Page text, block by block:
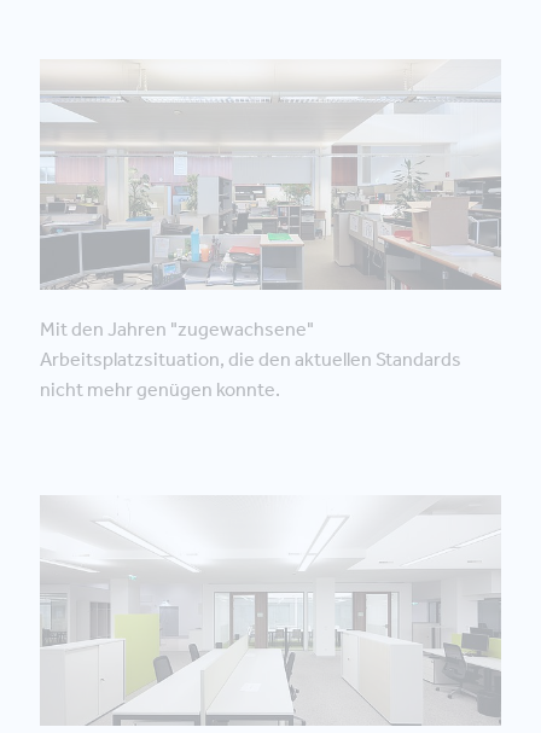
Mit den Jahren "zugewachsene"
Arbeitsplatzsituation, die den aktuellen Standards
nicht mehr genügen konnte.